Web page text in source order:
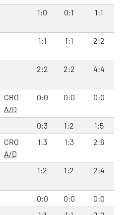
1:0 0:1 1:1
1:1 1:1 2:2
2:2 2:2 4:4
CRO
A/D
0:0 0:0 0:0
0:3 1:2
1:5
CRO
A/D
1:3 1:3 2:6
1:2 1:2 2:4
0:0 0:0
0:0